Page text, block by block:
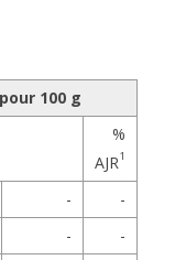
100 g
%
AJR1
-
-
-
-